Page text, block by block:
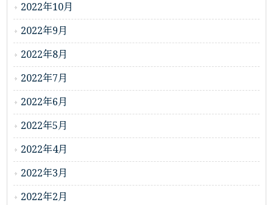
2022年10月
2022年9月
2022年8月
2022年7月
2022年6月
2022年5月
2022年4月
2022年3月
2022年2月